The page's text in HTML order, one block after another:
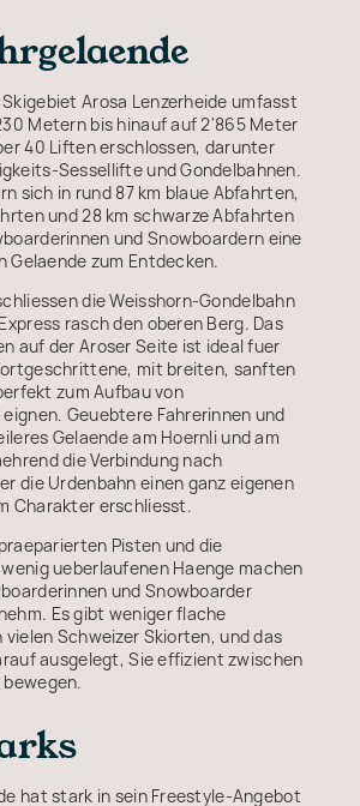
Arosa Lenzerheide umfasst
Metern bis hinauf auf 2'865 Meter
40 Liften erschlossen, darunter
Sessellifte und Gondelbahnen.
sich in rund 87 km blaue Abfahrten,
und 28 km schwarze Abfahrten
und Snowboardern eine
Gelaende zum Entdecken.
die Weisshorn-Gondelbahn
rasch den oberen Berg. Das
auf der Aroser Seite ist ideal fuer
mit breiten, sanften
zum Aufbau von
Geuebtere Fahrerinnen und
Gelaende am Hoernli und am
die Verbindung nach
die Urdenbahn einen ganz eigenen
Charakter erschliesst.
Pisten und die
ueberlaufenen Haenge machen
und Snowboarder
Es gibt weniger flache
vielen Schweizer Skiorten, und das
ausgelegt, Sie effizient zwischen
hat stark in sein Freestyle-Angebot